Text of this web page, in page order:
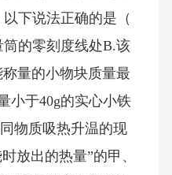
下说法正确的是（
的零刻度线处B.该
量的小物块质量最
小于40g的实心小铁
物质吸热升温的现
放出的热量”的甲、